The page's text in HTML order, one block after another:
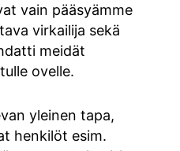
vain pääsyämme
virkailija sekä
meidät
ovelle.
yleinen tapa,
henkilöt esim.